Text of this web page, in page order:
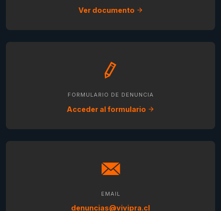
Ver documento
FORMULARIO DE DENUNCIA
Acceder al formulario
EMAIL
denuncias@vivipra.cl